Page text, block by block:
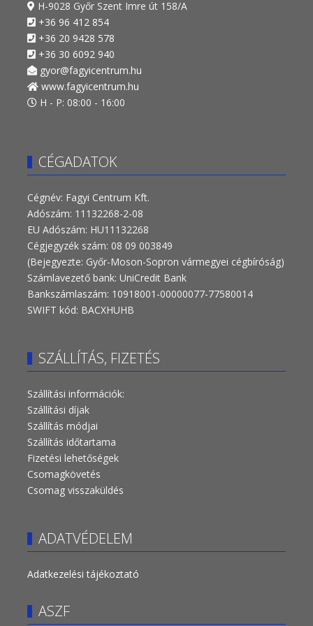
H-9028 Győr Szent Imre út 158/A
+36 96 412 854
+36 20 9428 578
+36 30 6092 940
gyor@fagyicentrum.hu
www.fagyicentrum.hu
H - P: 08:00 - 16:00
CÉGADATOK
Cégnév: Fagyi Centrum Kft.
Adószám: 11132268-2-08
EU Adószám: HU11132268
Cégjegyzék szám: 08 09 003849
(Bejegyezte: Győr-Moson-Sopron vármegyei cégbíróság)
Számlavezető bank: UniCredit Bank
Bankszámlaszám: 10918001-00000077-77580014
SWIFT kód: BACXHUHB
SZÁLLÍTÁS, FIZETÉS
Szállítási információk:
Szállítási díjak
Szállítás módjai
Szállítás időtartama
Fizetési lehetőségek
Csomagkövetés
Csomag visszaküldés
ADATVÉDELEM
Adatkezelési tájékoztató
ASZF